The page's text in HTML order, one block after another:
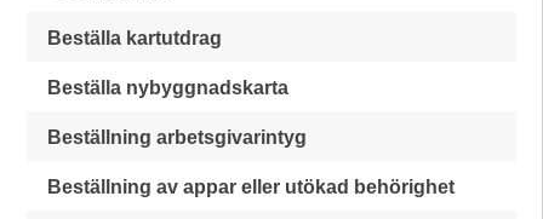
Beställa kartutdrag
Beställa nybyggnadskarta
Beställning arbetsgivarintyg
Beställning av appar eller utökad behörighet